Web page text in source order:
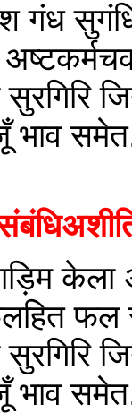
गंध
सुरगिरि
भाव
फल
सुरगिरि
भाव